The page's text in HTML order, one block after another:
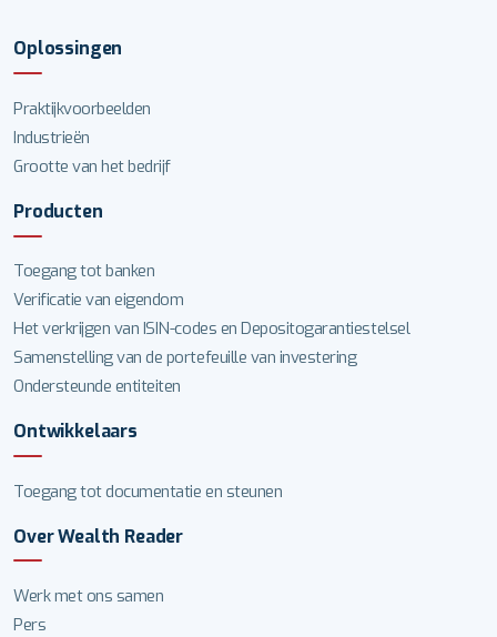
Oplossingen
Praktijkvoorbeelden
Industrieën
Grootte van het bedrijf
Producten
Toegang tot banken
Verificatie van eigendom
Het verkrijgen van ISIN-codes en Depositogarantiestelsel
Samenstelling van de portefeuille van investering
Ondersteunde entiteiten
Ontwikkelaars
Toegang tot documentatie en steunen
Over Wealth Reader
Werk met ons samen
Pers